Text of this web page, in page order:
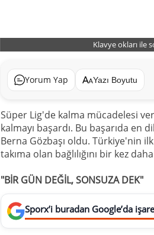
Klavye okları ile
Yorum Yap Yazı Boyutu
Süper Lig'de kalma mücadelesi
kalmayı başardı. Bu başarıda en
Berna Gözbaşı oldu. Türkiye'nin
takıma olan bağlılığını bir kez
"BİR GÜN DEĞİL, SONSUZA DEK"
Sporx’i buradan Google’da